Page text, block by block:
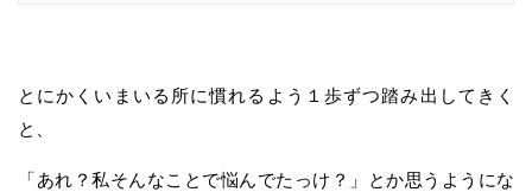
とにかくいまいる所に慣れるよう１歩ずつ踏み出してきく
と、
「あれ？私そんなことで悩んでたっけ？」とか思うようにな